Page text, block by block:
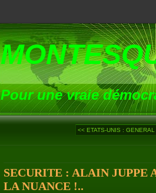
Pour une vraie
<< ETATS-UNIS : GENERAL
SECURITE : ALAIN JUPPE
LA NUANCE !..